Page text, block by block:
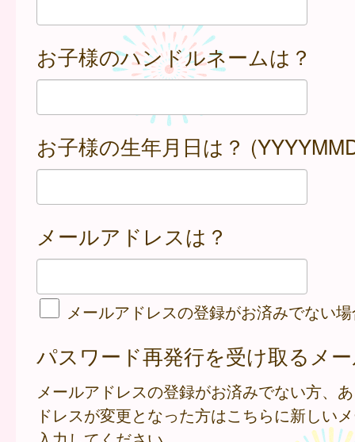
お子様のハンドルネームは？
お子様の生年月日は？
メールアドレスは？
メールアドレスの登録がお済みでない
パスワード再発行を受け取るメ
メールアドレスの登録がお済みでない方、
ドレスが変更となった方はこちらに新しい